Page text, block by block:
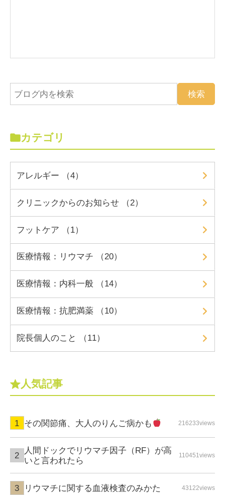
カテゴリ
アレルギー （4）
クリニックからのお知らせ （2）
フットケア （1）
医療情報：リウマチ （20）
医療情報：内科一般 （14）
医療情報：抗肥満薬 （10）
院長個人のこと （11）
人気記事
その関節痛、大人のりんご病かも 216233views
人間ドックでリウマチ因子（RF）が高
いと言われたら
110451views
リウマチに関する血液検査のみかた 43122views